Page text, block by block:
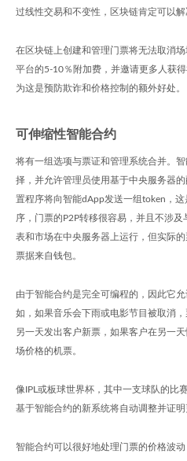
过线性交易和不变性，区块链肯定可以解
在区块链上创建和管理门票将无法取消
平台的5-10％附加费，并邀请更多人获
为这是预防欺诈和价格控制的额外好处。
可伸缩性智能合约
将有一组选项与票证和管理系统合并。
择，并允许管理员使用基于中央服务器
置程序将向智能dApp发送一组token，
序，门票的P2P转移很容易，并且不涉
表和市场在中央服务器上运行，但实际
票据来自钱包。
由于智能合约是完全可编程的，因此它
如，如果音乐会下雨或电影节目被取消
另一天发出客户新票，如果客户在另一
场价格的机票。
像IPL或板球世界杯，其中一支球队的比
基于智能合约的新系统将自动调整并证明
智能合约可以很好地处理门票的价格波